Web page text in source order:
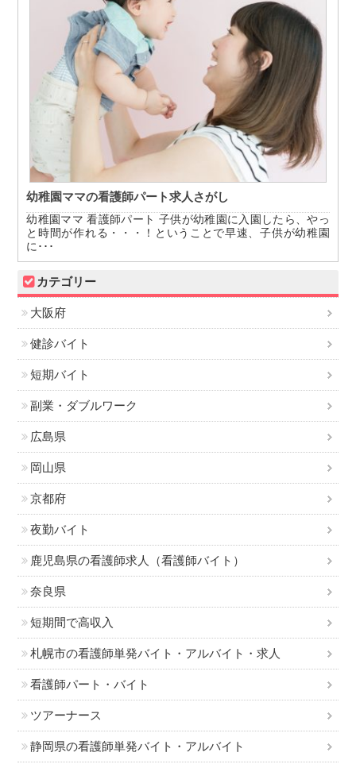
幼稚園ママの看護師パート求人さがし
幼稚園ママ 看護師パート 子供が幼稚園に入園したら、やっ
と時間が作れる・・・！ということで早速、子供が幼稚園
に･･･
カテゴリー
大阪府
健診バイト
短期バイト
副業・ダブルワーク
広島県
岡山県
京都府
夜勤バイト
鹿児島県の看護師求人（看護師バイト）
奈良県
短期間で高収入
札幌市の看護師単発バイト・アルバイト・求人
看護師パート・バイト
ツアーナース
静岡県の看護師単発バイト・アルバイト